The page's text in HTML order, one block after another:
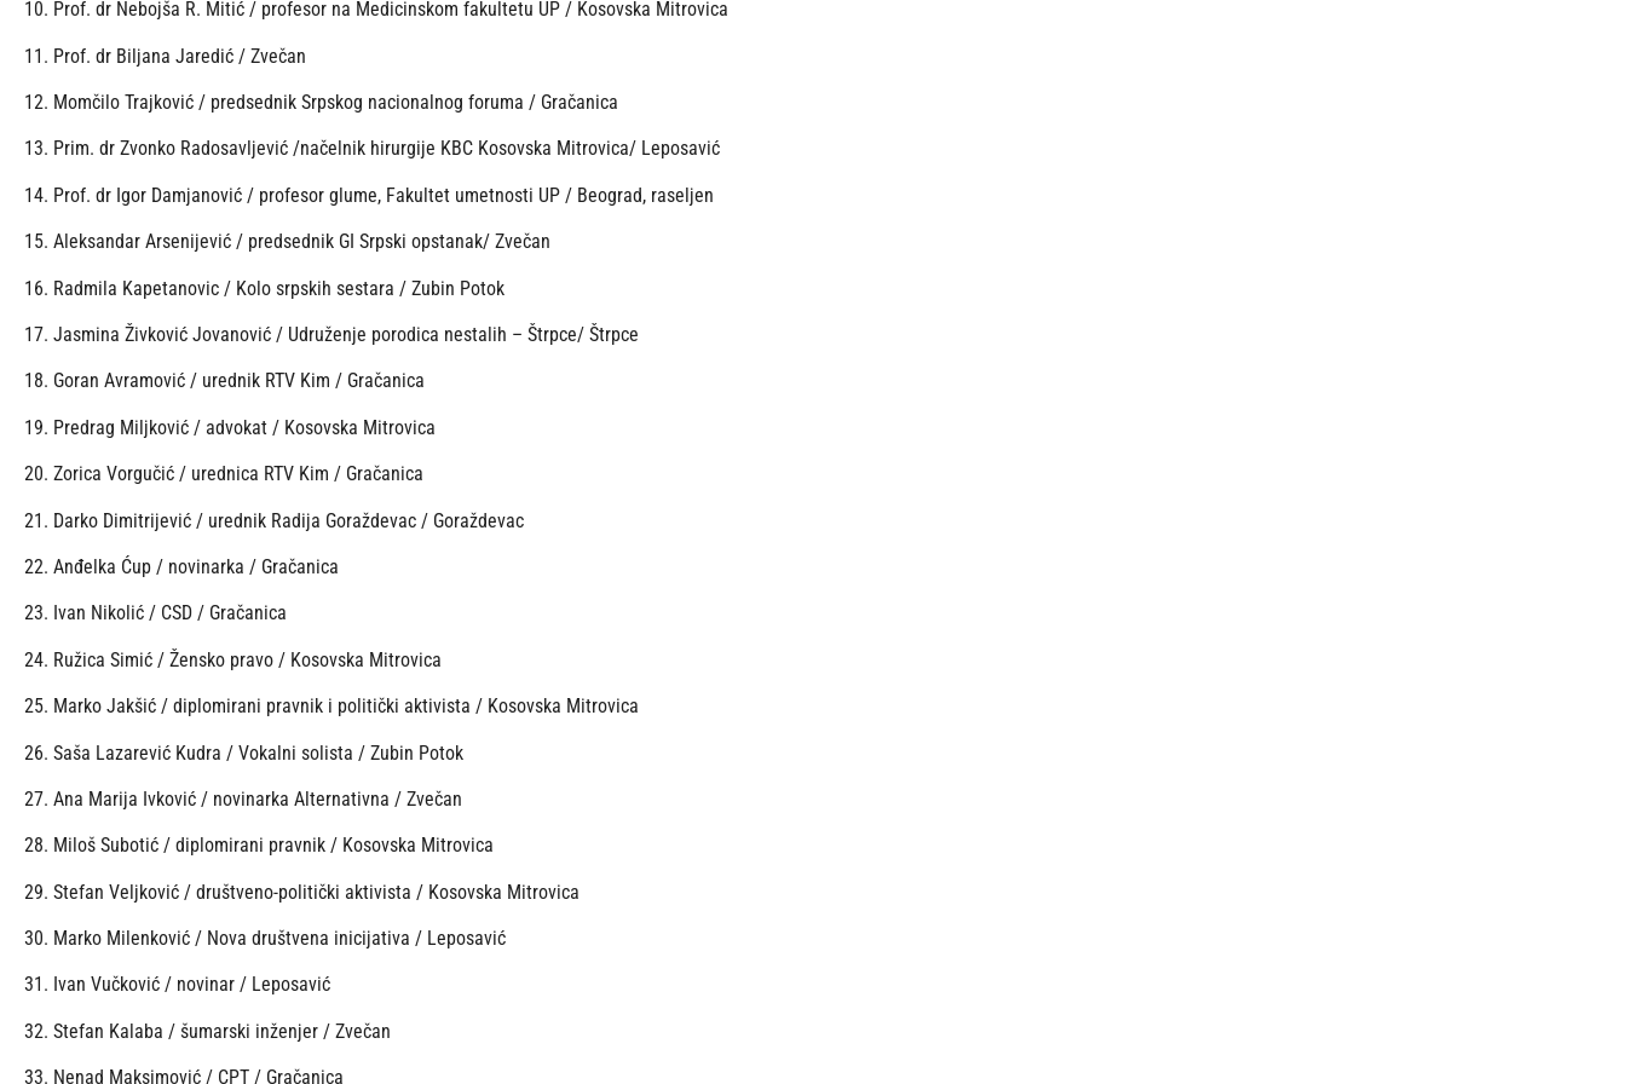
10. Prof. dr Nebojša R. Mitić / profesor na Medicinskom fakultetu UP / Kosovska Mitrovica
11. Prof. dr Biljana Jaredić / Zvečan
12. Momčilo Trajković / predsednik Srpskog nacionalnog foruma / Gračanica
13. Prim. dr Zvonko Radosavljević /načelnik hirurgije KBC Kosovska Mitrovica/ Leposavić
14. Prof. dr Igor Damjanović / profesor glume, Fakultet umetnosti UP / Beograd, raseljen
15. Aleksandar Arsenijević / predsednik GI Srpski opstanak/ Zvečan
16. Radmila Kapetanovic / Kolo srpskih sestara / Zubin Potok
17. Jasmina Živković Jovanović / Udruženje porodica nestalih – Štrpce/ Štrpce
18. Goran Avramović / urednik RTV Kim / Gračanica
19. Predrag Miljković / advokat / Kosovska Mitrovica
20. Zorica Vorgučić / urednica RTV Kim / Gračanica
21. Darko Dimitrijević / urednik Radija Goraždevac / Goraždevac
22. Anđelka Ćup / novinarka / Gračanica
23. Ivan Nikolić / CSD / Gračanica
24. Ružica Simić / Žensko pravo / Kosovska Mitrovica
25. Marko Jakšić / diplomirani pravnik i politički aktivista / Kosovska Mitrovica
26. Saša Lazarević Kudra / Vokalni solista / Zubin Potok
27. Ana Marija Ivković / novinarka Alternativna / Zvečan
28. Miloš Subotić / diplomirani pravnik / Kosovska Mitrovica
29. Stefan Veljković / društveno-politički aktivista / Kosovska Mitrovica
30. Marko Milenković / Nova društvena inicijativa / Leposavić
31. Ivan Vučković / novinar / Leposavić
32. Stefan Kalaba / šumarski inženjer / Zvečan
33. Nenad Maksimović / CPT / Gračanica